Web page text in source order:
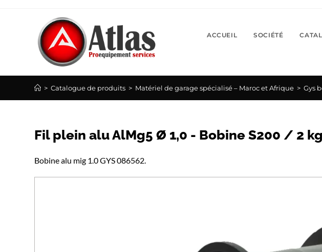
ACCUEIL SOCIÉTÉ
> Catalogue de produits > Matériel de garage spécialisé – Maroc et Afrique > Gys
Fil plein alu AlMg5 Ø 1,0 - Bobine S200 / 2 kg
Bobine alu mig 1.0 GYS 086562.